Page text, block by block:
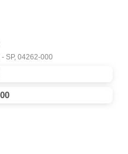
SP, 04262-000